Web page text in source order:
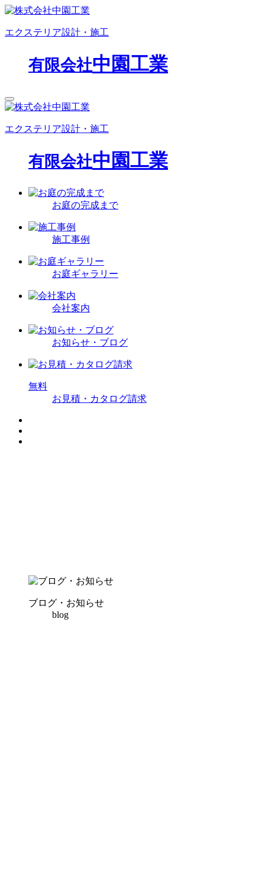
エクステリア設計・施工
有限会社中園工業
エクステリア設計・施工
有限会社中園工業
お庭の完成まで
施工事例
お庭ギャラリー
会社案内
お知らせ・ブログ
無料
お見積・カタログ請求
ブログ・お知らせ
blog